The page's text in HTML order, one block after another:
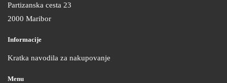
Partizanska cesta 23
2000 Maribor
Informacije
Kratka navodila za nakupovanje
Menu